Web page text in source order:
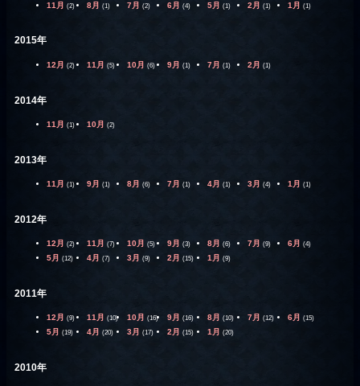
11月 (2) 8月 (1) 7月 (2) 6月 (4) 5月 (1) 2月 (1) 1月 (1)
2015年
12月 (2) 11月 (5) 10月 (6) 9月 (1) 7月 (1) 2月 (1)
2014年
11月 (1) 10月 (2)
2013年
11月 (1) 9月 (1) 8月 (6) 7月 (1) 4月 (1) 3月 (4) 1月 (1)
2012年
12月 (2) 11月 (7) 10月 (5) 9月 (3) 8月 (6) 7月 (9) 6月 (4)
5月 (12) 4月 (7) 3月 (9) 2月 (15) 1月 (9)
2011年
12月 (9) 11月 (10) 10月 (16) 9月 (16) 8月 (10) 7月 (12) 6月 (15)
5月 (19) 4月 (20) 3月 (17) 2月 (15) 1月 (20)
2010年